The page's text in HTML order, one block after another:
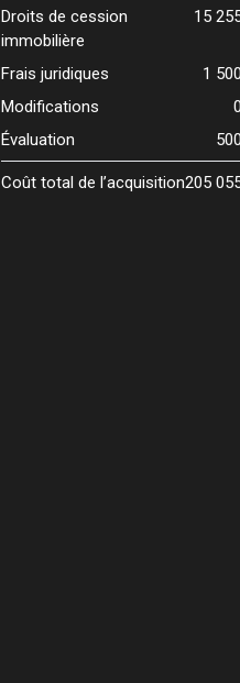
Droits de cession
immobilière
15
Frais juridiques
1
Modifications
Évaluation
Coût total de l’acquisition205